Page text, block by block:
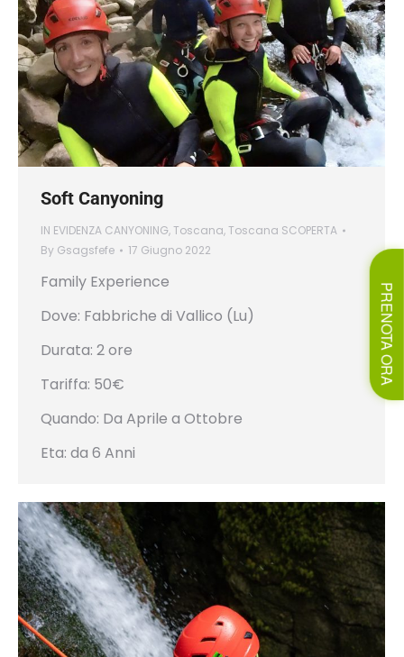
Soft Canyoning
IN EVIDENZA CANYONING,Toscana,Toscana SCOPERTA
By Gsagsfefe 17 Giugno 2022
Family Experience
Dove: Fabbriche di Vallico (Lu)
Durata: 2 ore
Tariffa: 50€
Quando: Da Aprile a Ottobre
Eta: da 6 Anni
PRENOTA ORA